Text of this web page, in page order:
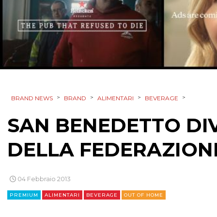
BRAND NEWS > BRAND > ALIMENTARI > BEVERAGE >
SAN BENEDETTO
DELLA
04 Febbraio 2013
PREMIUM ALIMENTARI BEVERAGE OUT OF HOME